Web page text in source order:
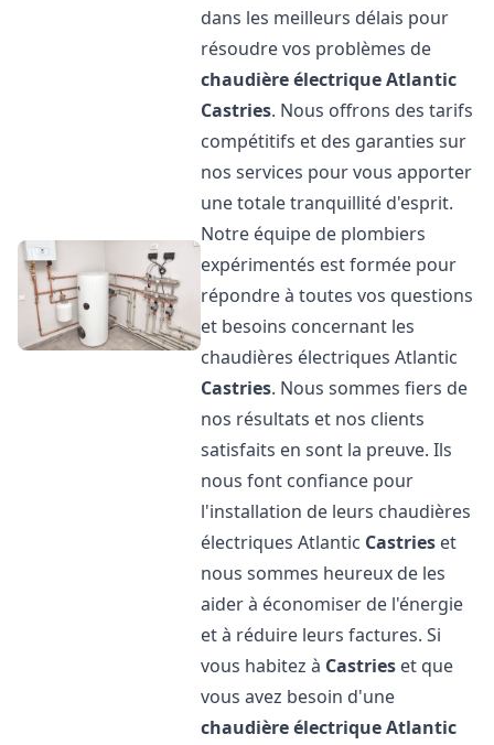
dans les meilleurs délais pour
résoudre vos problèmes de
chaudière électrique Atlantic
Castries. Nous offrons des tarifs
compétitifs et des garanties sur
nos services pour vous apporter
une totale tranquillité d'esprit.
Notre équipe de plombiers
expérimentés est formée pour
répondre à toutes vos questions
et besoins concernant les
chaudières électriques Atlantic
Castries. Nous sommes fiers de
nos résultats et nos clients
satisfaits en sont la preuve. Ils
nous font confiance pour
l'installation de leurs chaudières
électriques Atlantic Castries et
nous sommes heureux de les
aider à économiser de l'énergie
et à réduire leurs factures. Si
vous habitez à Castries et que
vous avez besoin d'une
chaudière électrique Atlantic